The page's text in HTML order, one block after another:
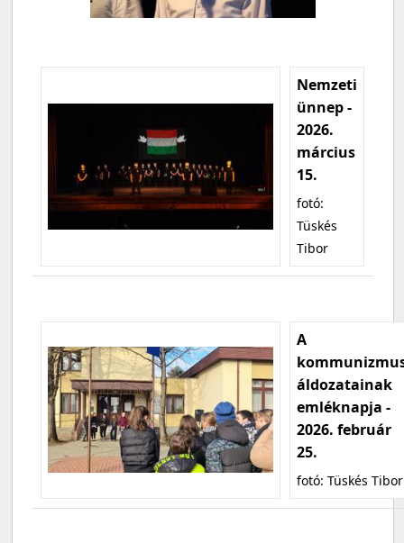
Nemzeti
ünnep -
2026.
március
15.
fotó:
Tüskés
Tibor
A
áldozatainak
emléknapja -
2026. február
25.
fotó: Tüskés Tibor